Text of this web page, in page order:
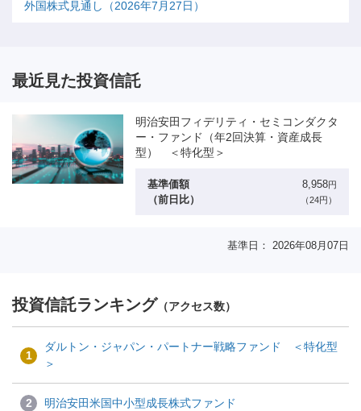
外国株式見通し（2026年7月27日）
最近見た投資信託
明治安田フィデリティ・セミコンダクタ
ー・ファンド（年2回決算・資産成長
型） ＜特化型＞
基準価額
（前日比）
8,958円
（24円）
基準日： 2026年08月07日
投資信託ランキング （アクセス数）
1
ダルトン・ジャパン・パートナー戦略ファンド ＜特化型
＞
2 明治安田米国中小型成長株式ファンド